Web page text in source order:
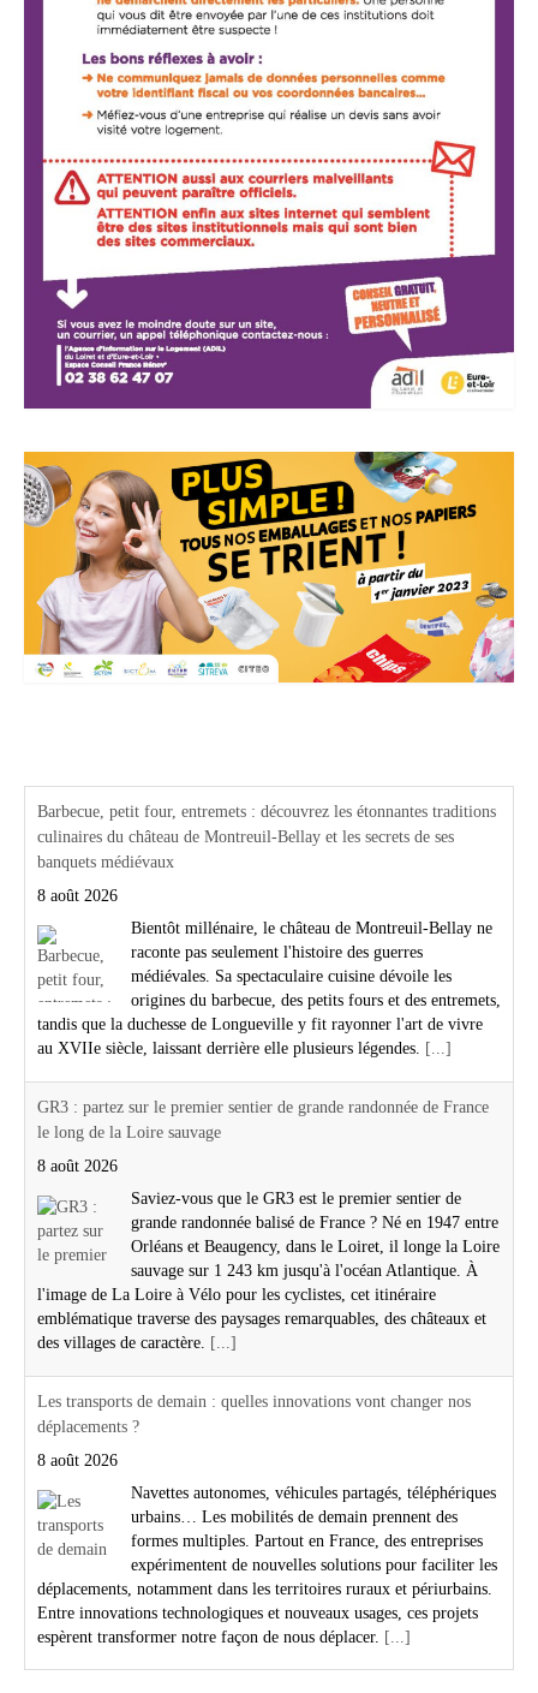
Barbecue, petit four, entremets : découvrez les étonnantes traditions
culinaires du château de Montreuil-Bellay et les secrets de ses
banquets médiévaux
8 août 2026
Bientôt millénaire, le château de Montreuil-Bellay ne
raconte pas seulement l'histoire des guerres
médiévales. Sa spectaculaire cuisine dévoile les
origines du barbecue, des petits fours et des entremets,
tandis que la duchesse de Longueville y fit rayonner l'art de vivre
au XVIIe siècle, laissant derrière elle plusieurs légendes. [...]
GR3 : partez sur le premier sentier de grande randonnée de France
le long de la Loire sauvage
8 août 2026
Saviez-vous que le GR3 est le premier sentier de
grande randonnée balisé de France ? Né en 1947 entre
Orléans et Beaugency, dans le Loiret, il longe la Loire
sauvage sur 1 243 km jusqu'à l'océan Atlantique. À
l'image de La Loire à Vélo pour les cyclistes, cet itinéraire
emblématique traverse des paysages remarquables, des châteaux et
des villages de caractère. [...]
Les transports de demain : quelles innovations vont changer nos
déplacements ?
8 août 2026
Navettes autonomes, véhicules partagés, téléphériques
urbains… Les mobilités de demain prennent des
formes multiples. Partout en France, des entreprises
expérimentent de nouvelles solutions pour faciliter les
déplacements, notamment dans les territoires ruraux et périurbains.
Entre innovations technologiques et nouveaux usages, ces projets
espèrent transformer notre façon de nous déplacer. [...]